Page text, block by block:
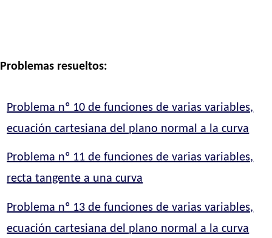
Problemas resueltos:
Problema nº 10 de funciones de varias variables,
ecuación cartesiana del plano normal a la curva
Problema nº 11 de funciones de varias variables,
recta tangente a una curva
Problema nº 13 de funciones de varias variables,
ecuación cartesiana del plano normal a la curva